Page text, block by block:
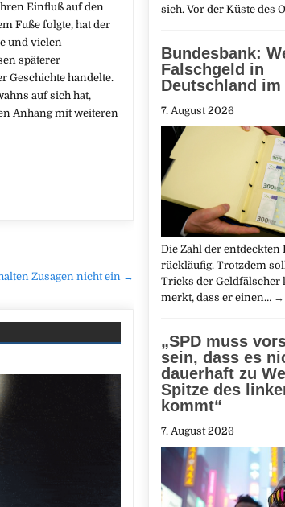
Einfluß auf den
Fuße folgte, hat der
und vielen
späterer
Geschichte handelte.
auf sich hat,
Anhang mit weiteren
Zusagen nicht ein →
sich. Vor der Küste des
Bundesbank:
Falschgeld in
Deutschland
7. August 2026
Die Zahl der entdeckten
rückläufig. Trotzdem
Tricks der Geldfälscher
merkt, dass er einen… →
„SPD muss
sein, dass es
dauerhaft zu
Spitze des
kommt“
7. August 2026